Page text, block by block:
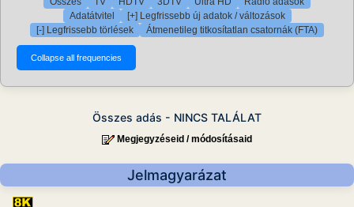
Adatátvitel
[+] Legfrissebb új adatok / változások
[-] Legfrissebb törlések
Átmenetileg titkosítatlan csatornák (FTA)
Összes adás - NINCS TALÁLAT
Megjegyzéseid / módosításaid
Jelmagyarázat